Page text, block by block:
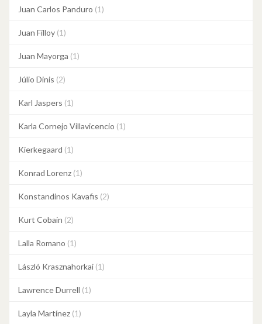
Juan Carlos Panduro (1)
Juan Filloy (1)
Juan Mayorga (1)
Júlio Dinis (2)
Karl Jaspers (1)
Karla Cornejo Villavicencio (1)
Kierkegaard (1)
Konrad Lorenz (1)
Konstandinos Kavafis (2)
Kurt Cobain (2)
Lalla Romano (1)
László Krasznahorkai (1)
Lawrence Durrell (1)
Layla Martínez (1)